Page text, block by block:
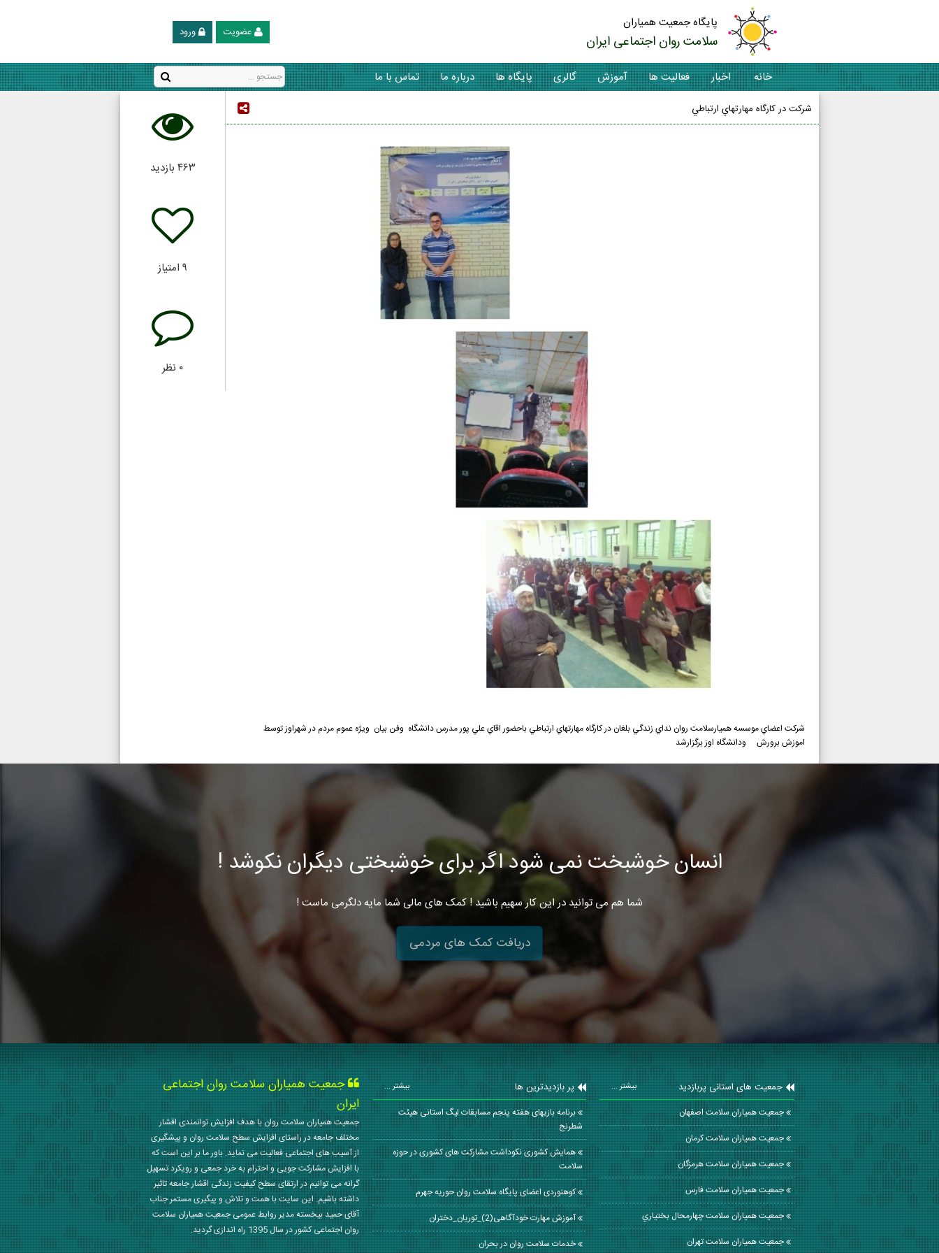
پایگاه جمعیت همیاران
سلامت روان اجتماعی ایران ورود عضویت
خانه اخبار فعالیت ها آموزش گالری پایگاه ها درباره ما تماس با ما
شركت در كارگاه مهارتهاي ارتباطي
شركت اعضاي موسسه هميارسلامت روان نداي زندگي بلغان در كارگاه مهارتهاي ارتباطي باحضور اقاي علي پور مدرس دانشگاه وفن بيان ويژه عموم مردم در شهراوز توسط
اموزش برورش ودانشگاه اوز برگزارشد
۴۶۳ بازدید
۹ امتیاز
۰ نظر
انسان خوشبخت نمی شود اگر برای خوشبختی دیگران نکوشد !
شما هم می توانید در این کار سهیم باشید ! کمک های مالی شما مایه دلگرمی ماست !
دریافت کمک های مردمی
جمعیت های استانی پربازدید بیشتر ...
جمعیت همیاران سلامت اصفهان
جمعیت همیاران سلامت كرمان
جمعیت همیاران سلامت هرمزگان
جمعیت همیاران سلامت فارس
جمعیت همیاران سلامت چهارمحال بختياري
جمعیت همیاران سلامت تهران
پر بازدیدترین ها بیشتر ...
برنامه بازیهای هفته پنجم مسابقات لیگ استانی هیئت
شطرنج
همایش کشوری نکوداشت مشارکت های کشوری در حوزه
سلامت
کوهنوردی اعضای پایگاه سلامت روان حوریه جهرم
آموزش مهارت خودآگاهی(2)_توریان_دختران
خدمات سلامت روان در بحران
جمعیت همیاران سلامت روان اجتماعی
ایران
جمعیت همیاران سلامت روان با هدف افزایش توانمندی اقشار
مختلف جامعه در راستای افزایش سطح سلامت روان و پیشگیری
از آسیب های اجتماعی فعالیت می نماید. باور ما بر این است که
با افزایش مشارکت جویی و احترام به خرد جمعی و رویکرد تسهیل
گرانه می توانیم در ارتقای سطح کیفیت زندگی اقشار جامعه تاثیر
داشته باشیم. این سایت با همت و تلاش و پیگیری مستمر جناب
آقای حمید بیخسته مدیر روابط عمومی جمعیت همیاران سلامت
روان اجتماعی کشور در سال 1395 راه اندازی گردید.